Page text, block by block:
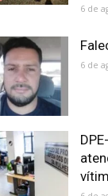
6 de
6 de